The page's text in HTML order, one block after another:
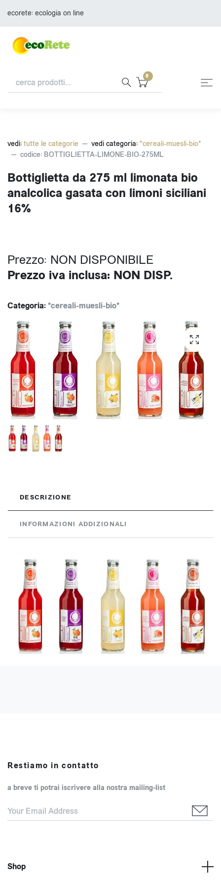
ecorete: ecologia on line
0
vedi: tutte le categorie vedi categoria: *cereali-muesli-bio*
codice: BOTTIGLIETTA-LIMONE-BIO-275ML
Bottiglietta da 275 ml limonata bio
analcolica gasata con limoni siciliani
16%
Prezzo: NON DISPONIBILE
Prezzo iva inclusa: NON DISP.
Categoria:*cereali-muesli-bio*
DESCRIZIONE
INFORMAZIONI ADDIZIONALI
Restiamo in contatto
a breve ti potrai iscrivere alla nostra mailing-list
Shop